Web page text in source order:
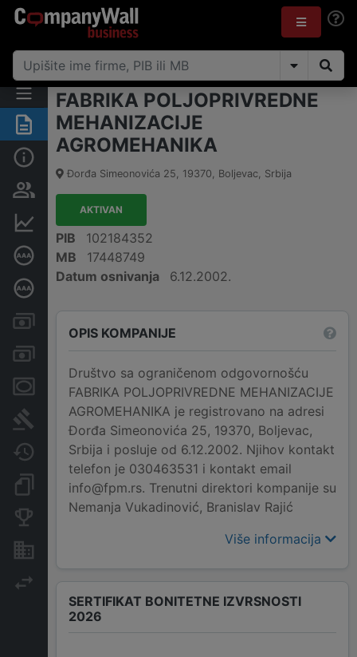
Rezime
Finansijski podaci
Sertifikat bonitetne izvrsnosti
Dubinska bonitetna ocena
Računi i blokade
Menice i zaloge
Sudski sporovi
Javne nabavke
Dokumenti i objave
Konkurentske kompanije
Izvoz
FABRIKA POLJOPRIVREDNE
MEHANIZACIJE
AGROMEHANIKA
Đorđa Simeonovića 25, 19370, Boljevac, Srbija
AKTIVAN
PIB
102184352
MB
17448749
Datum osnivanja
6.12.2002.
OPIS KOMPANIJE
Društvo sa ograničenom odgovornošću
FABRIKA POLJOPRIVREDNE MEHANIZACIJE
AGROMEHANIKA je registrovano na adresi
Đorđa Simeonovića 25, 19370, Boljevac,
Srbija i posluje od 6.12.2002. Njihov kontakt
telefon je 030463531 i kontakt email
info@fpm.rs. Trenutni direktori kompanije su
Nemanja Vukadinović, Branislav Rajić
Više informacija
SERTIFIKAT BONITETNE IZVRSNOSTI
2026